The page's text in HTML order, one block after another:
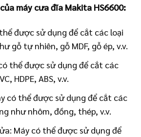
máy cưa đĩa Makita HS6600:
được sử dụng để cắt các loại
gỗ tự nhiên, gỗ MDF, gỗ ép, v.v.
thể được sử dụng để cắt các
HDPE, ABS, v.v.
có thể được sử dụng để cắt các
như nhôm, đồng, thép, v.v.
Máy có thể được sử dụng để